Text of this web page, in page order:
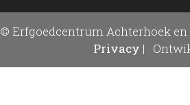
© Erfgoedcentrum Achterhoek en
Privacy |